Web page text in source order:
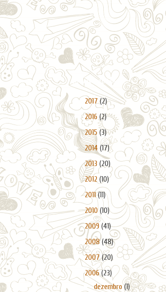
Arquivo do blogue
► 2017(2)
►2016 (2)
►2015 (3)
►2014 (17)
►2013 (20)
►2012 (10)
►2011(11)
►2010(10)
►2009 (41)
►2008(48)
►2007(20)
▼2006(23)
►dezembro(1)